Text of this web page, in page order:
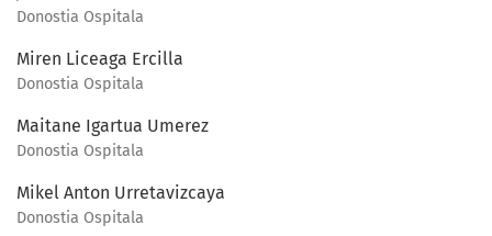
Donostia Ospitala
Miren Liceaga Ercilla
Donostia Ospitala
Maitane Igartua Umerez
Donostia Ospitala
Mikel Anton Urretavizcaya
Donostia Ospitala